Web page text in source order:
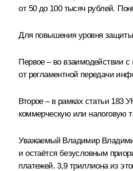
от 50 до 100 тысяч рублей.
Для повышения уровня
Первое – во взаимодействии
от регламентной передачи
Второе – в рамках статьи 183
коммерческую или налоговую
Уважаемый Владимир
и остаётся безусловным
платежей. 3,9 триллиона из